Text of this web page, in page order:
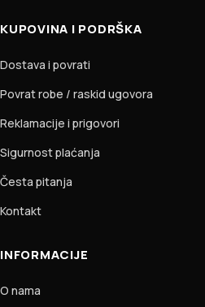
KUPOVINA I PODRŠKA
Dostava i povrati
Povrat robe / raskid ugovora
Reklamacije i prigovori
Sigurnost plaćanja
Česta pitanja
Kontakt
INFORMACIJE
O nama